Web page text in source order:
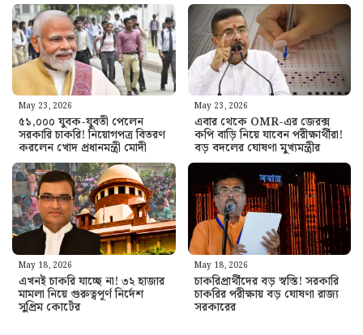
May 23, 2026
৫১,০০০ যুবক-যুবতী পেলেন
সরকারি চাকরি! নিয়োগপত্র বিতরণ
করলেন খোদ প্রধানমন্ত্রী মোদী
May 23, 2026
এবার থেকে OMR-এর জেরক্স
কপি বাড়ি নিয়ে যাবেন পরীক্ষার্থীরা!
বড় বদলের ঘোষণা মুখ্যমন্ত্রীর
May 18, 2026
এখনই চাকরি যাচ্ছে না! ৩২ হাজার
মামলা নিয়ে গুরুত্বপূর্ণ নির্দেশ
সুপ্রিম কোর্টের
May 18, 2026
চাকরিপ্রার্থীদের বড় স্বস্তি! সরকারি
চাকরির পরীক্ষায় বড় ঘোষণা রাজ্য
সরকারের